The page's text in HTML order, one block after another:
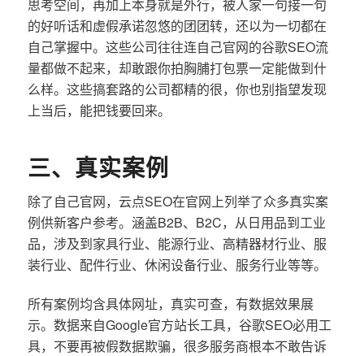
思考空间，再加上本身就是外行，被人家一句接一句
的好听话和虚假承诺忽悠的团团转，还以为一切都在
自己掌握中。这些公司往往连自己官网的谷歌SEO流
量都做不起来，却敢跟你拍胸脯打包票一定能做到什
么样。这些搞套路的公司都精的很，你也别指望发现
上当后，能把钱要回来。
三、真实案例
除了自己官网，云点SEO在官网上列举了众多真实案
例供新客户参考。涵盖B2B、B2C，从日用品到工业
品，涉及到家具行业、能源行业、高精器材行业、服
装行业、配件行业、休闲设备行业、服务行业等等。
所有案例均含具体网址，真实可查，有数据效果展
示。数据来自Google官方站长工具，谷歌SEO必用工
具，不要再被假数据欺骗，很多服务商根本不敢告诉